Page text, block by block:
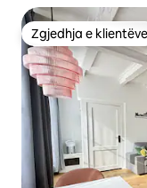
Zgjedhja e klientëve
Zgjedhja e klientëve